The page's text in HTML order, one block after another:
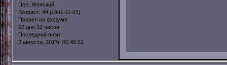
Пол: Женский
Возраст: 44 [1981-12-05]
Провел на форуме:
22 дня 12 часов
Последний визит:
3 августа, 2017г. 00:46:51